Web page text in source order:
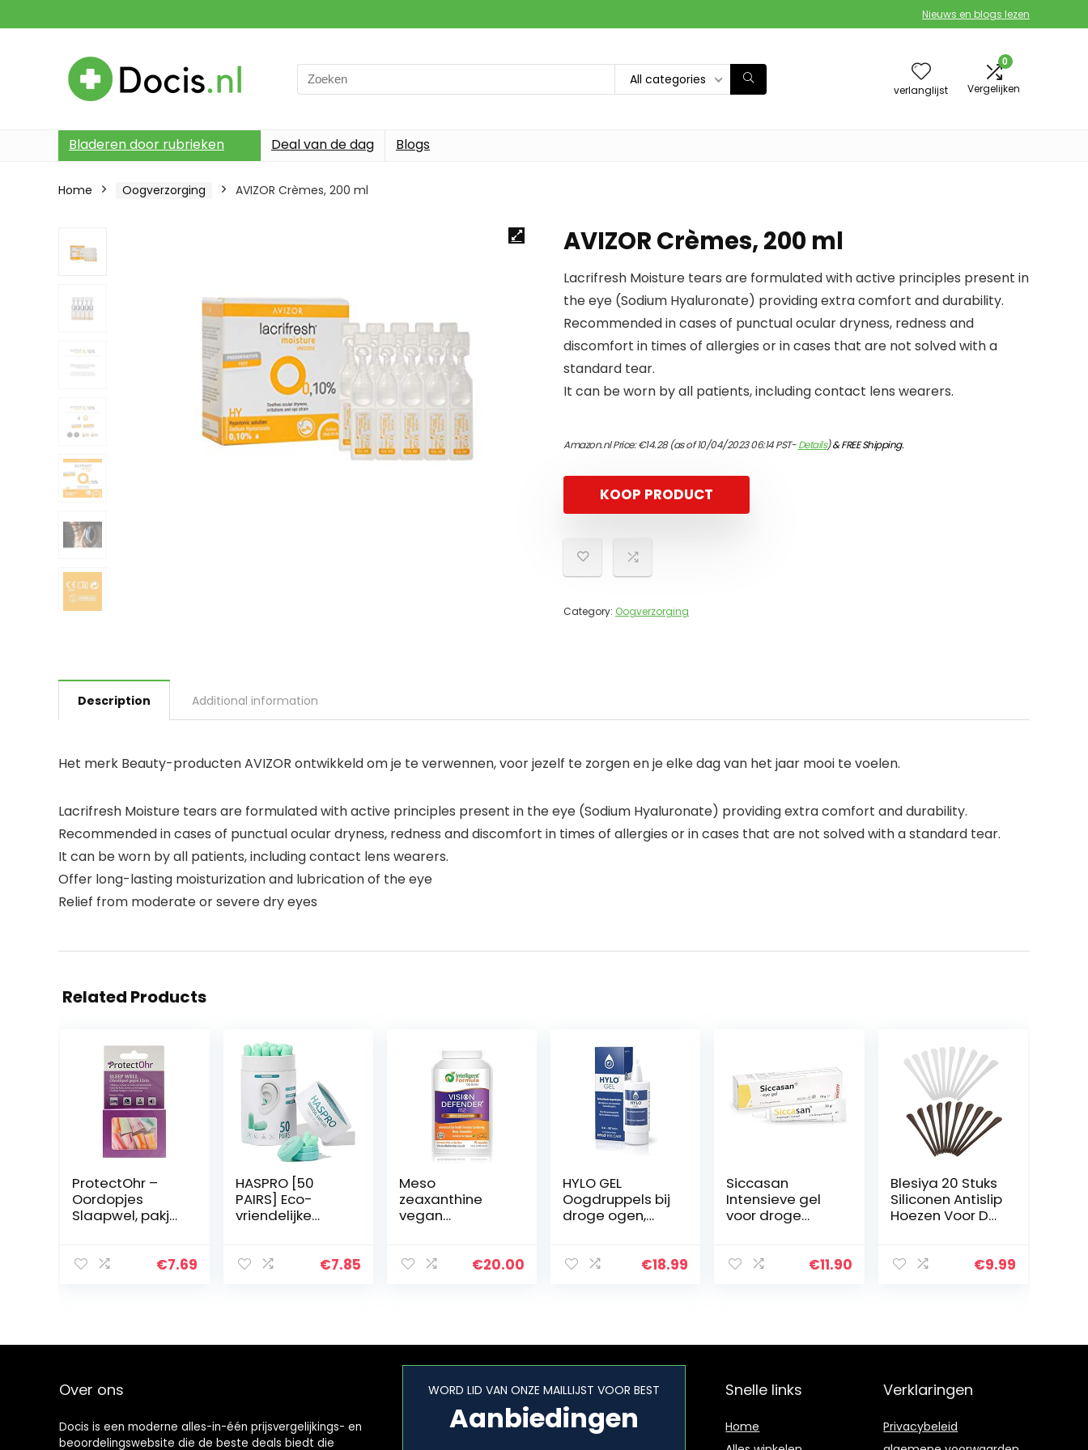
Nieuws en blogs lezen
Search
for:
All categories
verlanglijst
0
Vergelijken
Bladeren door rubrieken Deal van de dag Blogs
Home Oogverzorging AVIZOR Crèmes, 200 ml
AVIZOR Crèmes, 200 ml
Lacrifresh Moisture tears are formulated with active principles present in
the eye (Sodium Hyaluronate) providing extra comfort and durability.
Recommended in cases of punctual ocular dryness, redness and
discomfort in times of allergies or in cases that are not solved with a
standard tear.
It can be worn by all patients, including contact lens wearers.
Amazon.nl Price:€14.28(as of 10/04/2023 06:14 PST-Details)&FREE Shipping.
KOOP PRODUCT
Category: Oogverzorging
Description Additional information
Het merk Beauty-producten AVIZOR ontwikkeld om je te verwennen, voor jezelf te zorgen en je elke dag van het jaar mooi te voelen.
Lacrifresh Moisture tears are formulated with active principles present in the eye (Sodium Hyaluronate) providing extra comfort and durability.
Recommended in cases of punctual ocular dryness, redness and discomfort in times of allergies or in cases that are not solved with a standard tear.
It can be worn by all patients, including contact lens wearers.
Offer long-lasting moisturization and lubrication of the eye
Relief from moderate or severe dry eyes
Related Products
ProtectOhr –
Oordopjes
Slaapwel, pakje
schuimrubberen
€7.69
HASPRO [50
PAIRS] Eco-
vriendelijke
schuimrubberen
€7.85
Meso
zeaxanthine
vegan
MZ –
€20.00
HYLO GEL
Oogdruppels bij
droge ogen,
ml
€18.99
Siccasan
Intensieve gel
voor droge
dexpanthenol |
€11.90
Blesiya 20 Stuks
Siliconen Antislip
Hoezen Voor De
Tempels Bril
€9.99
Over ons
Docis is een moderne alles-in-één prijsvergelijkings- en
beoordelingswebsite die de beste deals biedt die
WORD LID VAN ONZE MAILLIJST VOOR BEST
Aanbiedingen
Snelle links
Home
Verklaringen
Privacybeleid